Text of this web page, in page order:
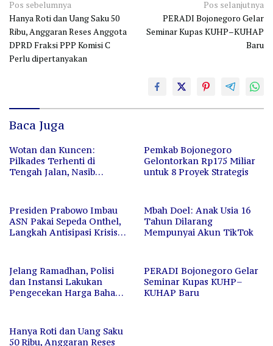
Navigasi
pos
Pos sebelumnya
Hanya Roti dan Uang Saku 50
Ribu, Anggaran Reses Anggota
DPRD Fraksi PPP Komisi C
Perlu dipertanyakan
Pos selanjutnya
PERADI Bojonegoro Gelar
Seminar Kupas KUHP–KUHAP
Baru
Baca Juga
Wotan dan Kuncen:
Pilkades Terhenti di
Tengah Jalan, Nasib
Pemkab Bojonegoro
Gelontorkan Rp175 Miliar
untuk 8 Proyek Strategis
Presiden Prabowo Imbau
ASN Pakai Sepeda Onthel,
Langkah Antisipasi Krisis
Mbah Doel: Anak Usia 16
Tahun Dilarang
Mempunyai Akun TikTok
Jelang Ramadhan, Polisi
dan Instansi Lakukan
Pengecekan Harga Bahan
PERADI Bojonegoro Gelar
Seminar Kupas KUHP–
KUHAP Baru
Hanya Roti dan Uang Saku
50 Ribu, Anggaran Reses